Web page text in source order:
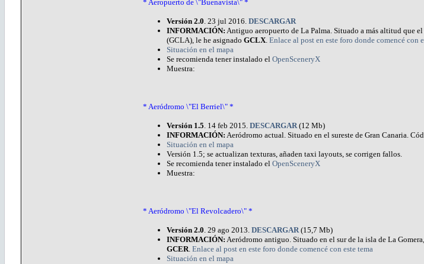
* Aeropuerto de \"Buenavista\" *
Versión 2.0 . 23 jul 2016. DESCARGAR
INFORMACIÓN: Antiguo aeropuerto de La Palma. Situado a más altitud que
(GCLA), le he asignado GCLX Enlace al post en este foro donde comencé con
Situación en el mapa
Se recomienda tener instalado el OpenSceneryX
Muestra:
* Aeródromo \"El Berriel\" *
Versión 1.5 . 14 feb 2015. DESCARGAR (12 Mb)
INFORMACIÓN: Aeródromo actual. Situado en el sureste de Gran Canaria.
Situación en el mapa
Versión 1.5; se actualizan texturas, añaden taxi layouts, se corrigen fallos.
Se recomienda tener instalado el OpenSceneryX
Muestra:
* Aeródromo \"El Revolcadero\" *
Versión 2.0 . 29 ago 2013. DESCARGAR (15,7 Mb)
INFORMACIÓN: Aeródromo antiguo. Situado en el sur de la isla de La
GCER Enlace al post en este foro donde comencé con este tema
Situación en el mapa